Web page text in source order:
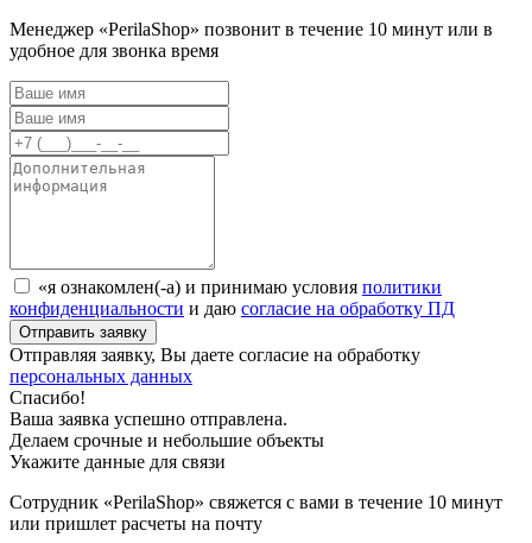
Менеджер «PerilaShop» позвонит в течение 10 минут или в
удобное для звонка время
«я ознакомлен(-а) и принимаю условия политики
конфиденциальности и даю согласие на обработку ПД
Отправляя заявку, Вы даете согласие на обработку
персональных данных
Спасибо!
Ваша заявка успешно отправлена.
Делаем срочные и небольшие объекты
Укажите данные для связи
Сотрудник «PerilaShop» свяжется с вами в течение 10 минут
или пришлет расчеты на почту